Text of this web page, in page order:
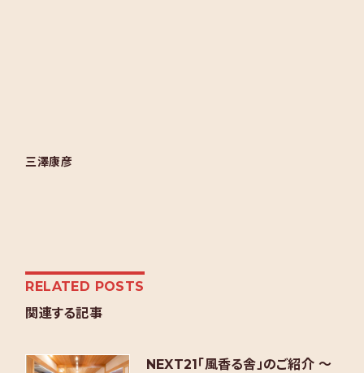
三澤康彦
RELATED POSTS
関連する記事
NEXT21「風香る舎」のご紹介 ～